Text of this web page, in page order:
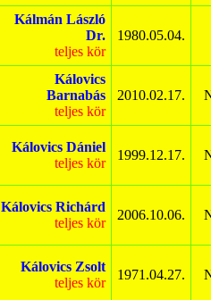
Kálmán László
Dr.
teljes kör
1980.05.04.
Kálovics
Barnabás
teljes kör
2010.02.17.
Kálovics Dániel
teljes kör
1999.12.17.
Kálovics Richárd
teljes kör
2006.10.06.
Kálovics Zsolt
teljes kör
1971.04.27.